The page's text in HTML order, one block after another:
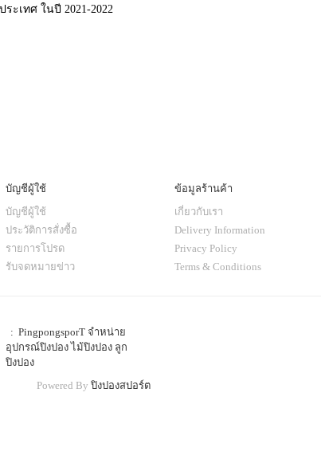
ะเทศ ในปี 2021-2022
บัญชีผู้ใช้
บัญชีผู้ใช้
ประวัติการสั่งซื้อ
รายการโปรด
รับจดหมายข่าว
ข้อมูลร้านค้า
เกี่ยวกับเรา
Delivery Information
Privacy Policy
Terms & Conditions
: PingpongsporT จำหน่าย
อุปกรณ์ปิงปอง ไม้ปิงปอง ลูก
ปิงปอง
Powered By ปิงปองสปอร์ต